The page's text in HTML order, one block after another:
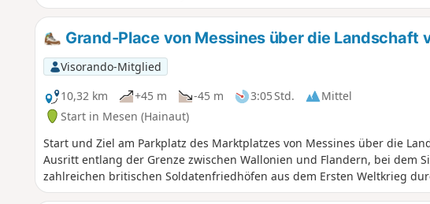
Grand-Place von Messines über die Landschaft
Visorando-Mitglied
10,32 km
+45 m -45 m 3:05 Std.
Mittel
Start in Mesen (Hainaut)
Start und Ziel am Parkplatz des Marktplatzes von Messines über die
Ausritt entlang der Grenze zwischen Wallonien und Flandern, bei dem
zahlreichen britischen Soldatenfriedhöfen aus dem Ersten Weltkrieg